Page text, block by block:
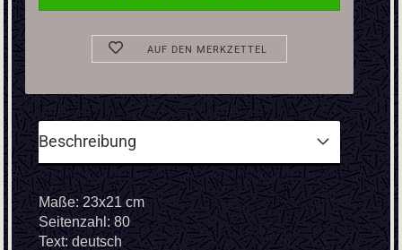
AUF DEN MERKZETTEL
Beschreibung
Maße: 23x21 cm
Seitenzahl: 80
Text: deutsch